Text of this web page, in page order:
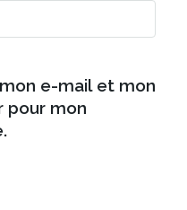
e-mail et mon
pour mon